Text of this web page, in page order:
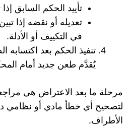
تأييد الحكم السابق
تعديله أو نقضه إذا
في التكييف أو الأدلة.
تنفيذ الحكم بعد اكتسابه
يُقدَّم طعن جديد أمام
مرحلة ما بعد الاعتراض هي
لتصحيح أي خطأ مادي أو
الأطراف.